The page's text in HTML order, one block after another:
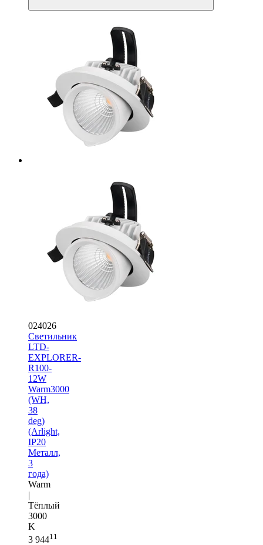
024026
Светильник
LTD-
EXPLORER-
R100-
12W
Warm3000
(WH,
38
deg)
(Arlight,
IP20
Металл,
3
года)
Warm
|
Тёплый
3000
K
3 94411